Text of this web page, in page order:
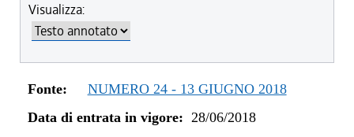
Visualizza:
Fonte:
NUMERO 24 - 13 GIUGNO 2018
Data di entrata in vigore: 28/06/2018